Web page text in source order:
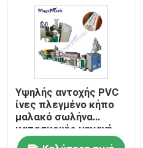
Υψηλής αντοχής PVC
ίνες πλεγμένο κήπο
μαλακό σωλήνα
κατασκευής μηχανή
για τη γεωργική